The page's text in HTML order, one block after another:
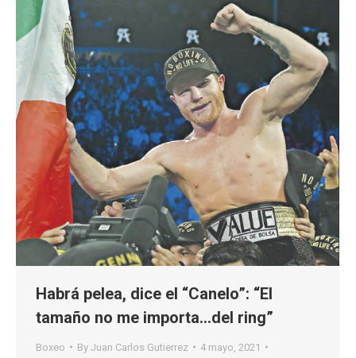
Habrá pelea, dice el “Canelo”: “El
tamaño no me importa…del ring”
Boxeo By Juan Carlos Gutierrez
4 mayo, 2021